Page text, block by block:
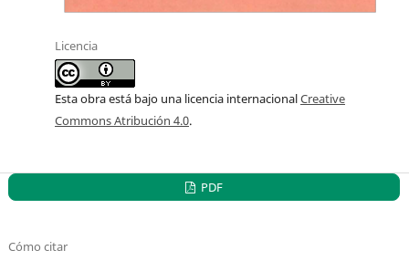
Licencia
Esta obra está bajo una licencia internacionalCreative
Commons Atribución 4.0.
PDF
Cómo citar